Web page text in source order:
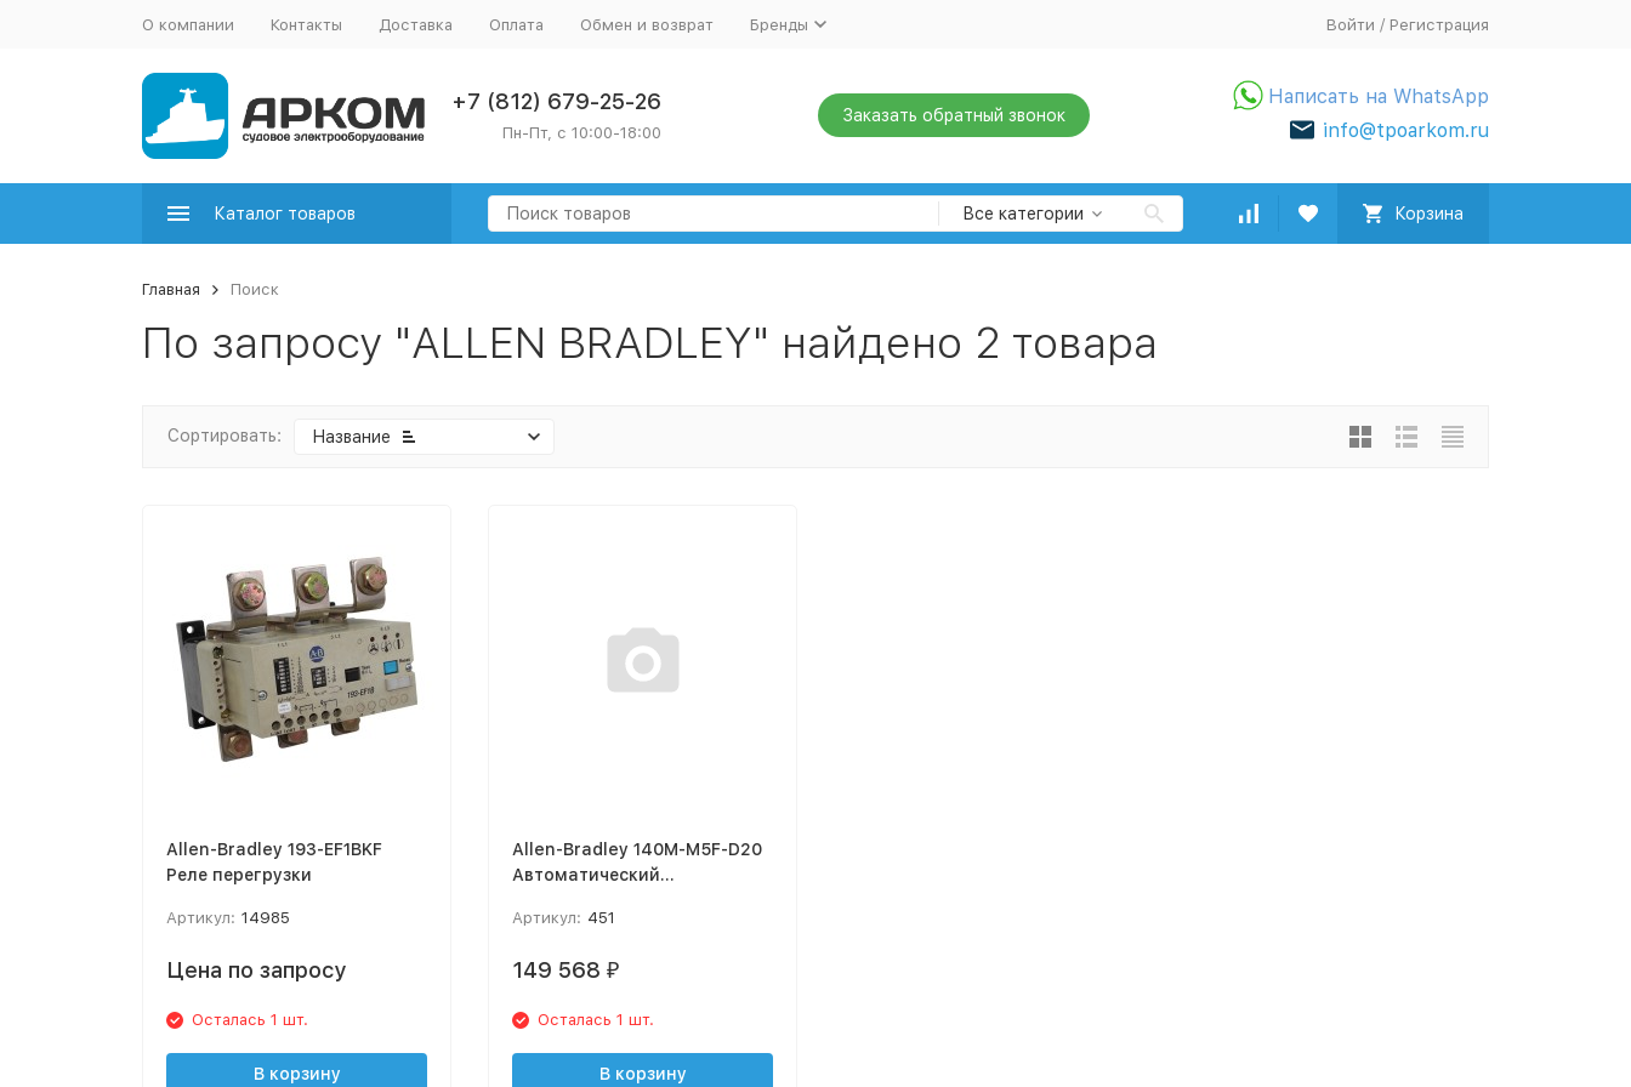
О компании Контакты Доставка Оплата Обмен и возврат Бренды Войти / Регистрация
+7 (812) 679-25-26
Пн-Пт, с 10:00-18:00
Заказать обратный звонок
Написать на WhatsApp
info@tpoarkom.ru
Каталог товаров Все категории Корзина
Главная Поиск
По запросу "ALLEN BRADLEY" найдено 2 товара
Сортировать: Название
Allen-Bradley 193-EF1BKF
Реле перегрузки
Артикул: 14985
Цена по запросу
Осталась 1 шт.
В корзину
Allen-Bradley 140M-M5F-D20
Автоматический
Артикул: 451
149 568 ₽
Осталась 1 шт.
В корзину